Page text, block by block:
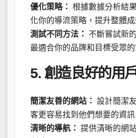
優化策略： 根據數據分析結
化你的導流策略，提升整體成
測試不同方法：
不斷嘗試新
最適合你的品牌和目標受眾的
5. 創造良好的用
簡潔友善的網站： 設計簡潔
客更容易找到他們想要的資訊
清晰的導航： 提供清晰的網